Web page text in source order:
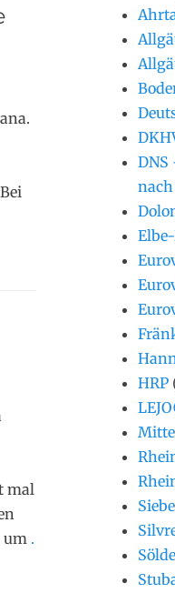
mal
um .
DNS
nach
HRP